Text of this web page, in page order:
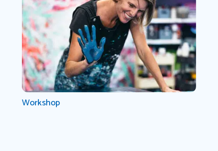
Workshop